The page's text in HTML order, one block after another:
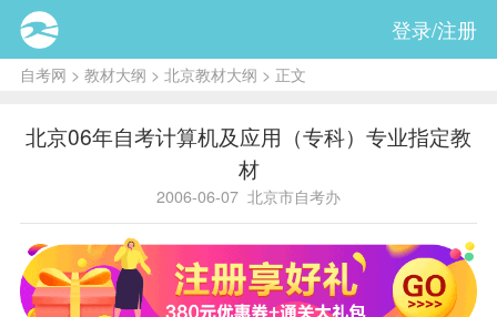
登录/注册
自考网 > 教材大纲 > 北京教材大纲 > 正文
北京06年自考计算机及应用（专科）专业指定教
材
2006-06-07 北京市自考办